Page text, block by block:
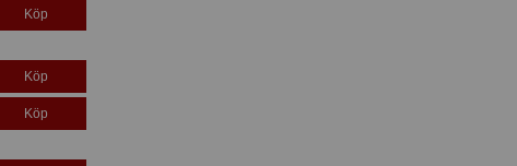
Köp
Köp
Köp